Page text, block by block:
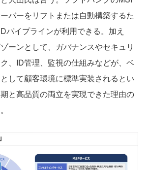
バーをリフトまたは自動構築するた
パイプラインが利用できる。加え
ーンとして、ガバナンスやセキュリ
、ID管理、監視の仕組みなどが、ベ
して顧客環境に標準実装されるとい
と高品質の両立を実現できた理由の